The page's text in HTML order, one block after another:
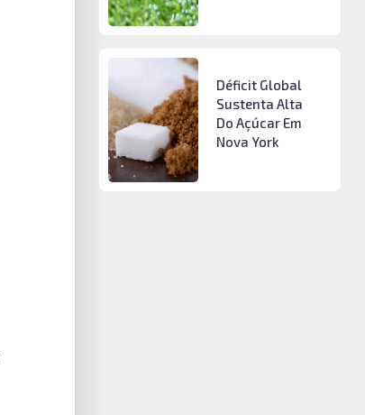
Déficit Global
Sustenta Alta
Do Açúcar Em
Nova York